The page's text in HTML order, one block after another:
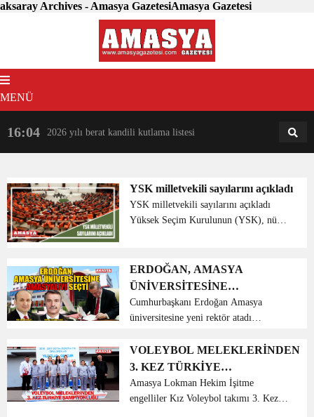
aksaray Archives - Amasya GazetesiAmasya Gazetesi
MENÜ
16:04 2026 yılı berat kandili kutlama listesi 18:31
YSK milletvekili sayılarını açıkladı
YSK milletvekili sayılarını açıkladı
Yüksek Seçim Kurulunun (YSK), nüfus
YSK’nın yaptığı açıklamaya göre
İstanbul ve Baybu...
ERDOĞAN, AMASYA
ÜNİVERSİTESİNE
AMASYALIYI SEÇTİ
Cumhurbaşkanı Erdoğan Amasya
üniversitesine yeni rektör atadı
Erdoğan’ın Amasya üniversitesine
rektör atamasına ilişkin karar Resmi
Gazetede yer aldı. Cumhurbaşkanı Re...
VOLEYBOL MELEKLERİNDEN
3. KEZ TÜRKİYE
ŞAMPİYONLUĞU
Amasya Lokman Hekim İşitme
engelliler Kız Voleybol takımı 3. Kez